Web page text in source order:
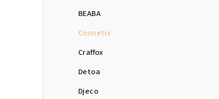
BEABA
Connetix
Craffox
Detoa
Djeco